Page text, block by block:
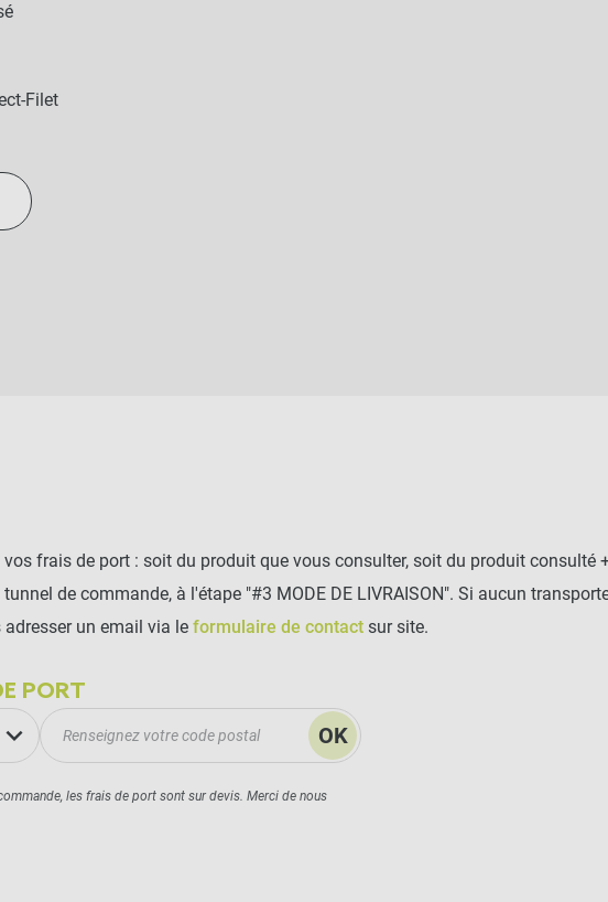
Filet
frais de port : soit du produit que vous consulter, soit du produit consulté
de commande, à l'étape "#3 MODE DE LIVRAISON". Si aucun
un email via le formulaire de contact sur site.
PORT
OK
les frais de port sont sur devis. Merci de nous